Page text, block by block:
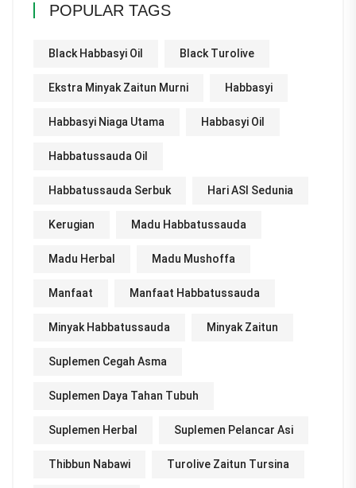
POPULAR TAGS
Black Habbasyi Oil Black Turolive
Ekstra Minyak Zaitun Murni Habbasyi
Habbasyi Niaga Utama Habbasyi Oil
Habbatussauda Oil
Habbatussauda Serbuk Hari ASI Sedunia
Kerugian Madu Habbatussauda
Madu Herbal Madu Mushoffa
Manfaat Manfaat Habbatussauda
Minyak Habbatussauda Minyak Zaitun
Suplemen Cegah Asma
Suplemen Daya Tahan Tubuh
Suplemen Herbal Suplemen Pelancar Asi
Thibbun Nabawi Turolive Zaitun Tursina